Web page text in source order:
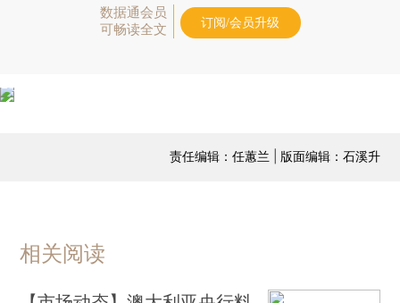
数据通会员
可畅读全文
订阅/会员升级
责任编辑：任蕙兰 | 版面编辑：石溪升
#通胀